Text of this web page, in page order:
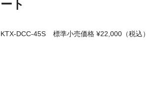
ート
KTX-DCC-45S 標準小売価格 ¥22,000（税込）